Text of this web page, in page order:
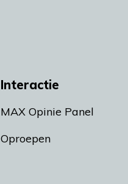
Interactie
MAX Opinie Panel
Oproepen